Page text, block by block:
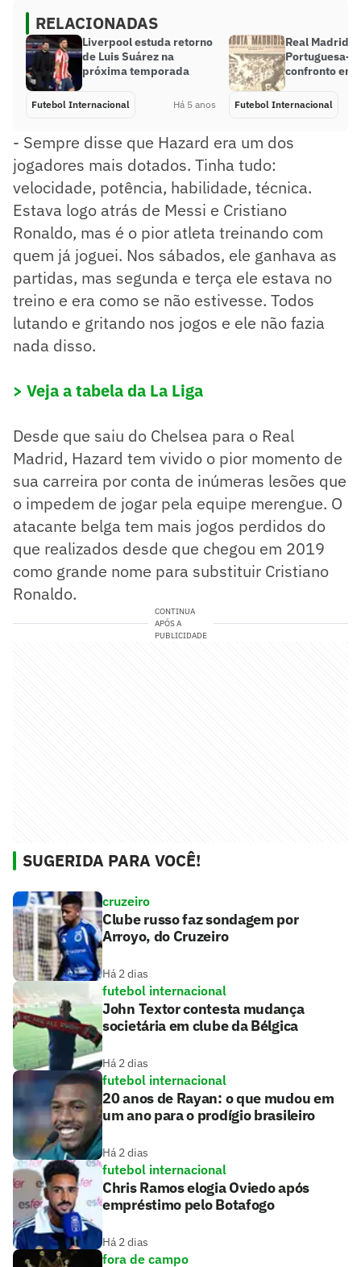
RELACIONADAS
Liverpool estuda retorno
de Luis Suárez na
próxima temporada
Futebol Internacional Há 5 anos
Real Madrid e
Portuguesa-
confronto em
Futebol Internacional
- Sempre disse que Hazard era um dos
jogadores mais dotados. Tinha tudo:
velocidade, potência, habilidade, técnica.
Estava logo atrás de Messi e Cristiano
Ronaldo, mas é o pior atleta treinando com
quem já joguei. Nos sábados, ele ganhava as
partidas, mas segunda e terça ele estava no
treino e era como se não estivesse. Todos
lutando e gritando nos jogos e ele não fazia
nada disso.
> Veja a tabela da La Liga
Desde que saiu do Chelsea para o Real
Madrid, Hazard tem vivido o pior momento de
sua carreira por conta de inúmeras lesões que
o impedem de jogar pela equipe merengue. O
atacante belga tem mais jogos perdidos do
que realizados desde que chegou em 2019
como grande nome para substituir Cristiano
Ronaldo.
CONTINUA
APÓS A
PUBLICIDADE
SUGERIDA PARA VOCÊ!
cruzeiro
Clube russo faz sondagem por
Arroyo, do Cruzeiro
Há 2 dias
futebol internacional
John Textor contesta mudança
societária em clube da Bélgica
Há 2 dias
futebol internacional
20 anos de Rayan: o que mudou em
um ano para o prodígio brasileiro
Há 2 dias
futebol internacional
Chris Ramos elogia Oviedo após
empréstimo pelo Botafogo
Há 2 dias
fora de campo